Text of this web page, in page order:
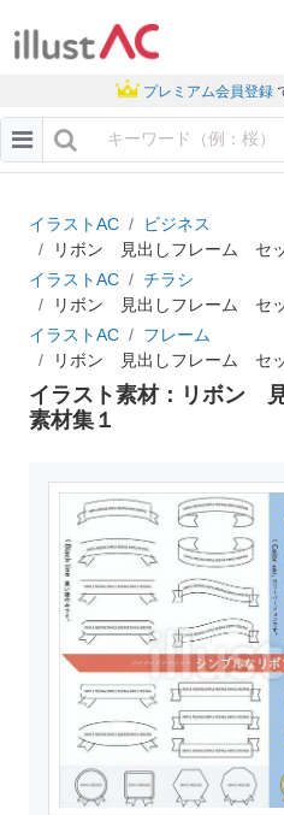
プレミアム会員登録
イラストAC
ビジネス
リボン 見出しフレーム セッ
イラストAC
チラシ
リボン 見出しフレーム セッ
イラストAC
フレーム
リボン 見出しフレーム セッ
イラスト素材：リボン
素材集１